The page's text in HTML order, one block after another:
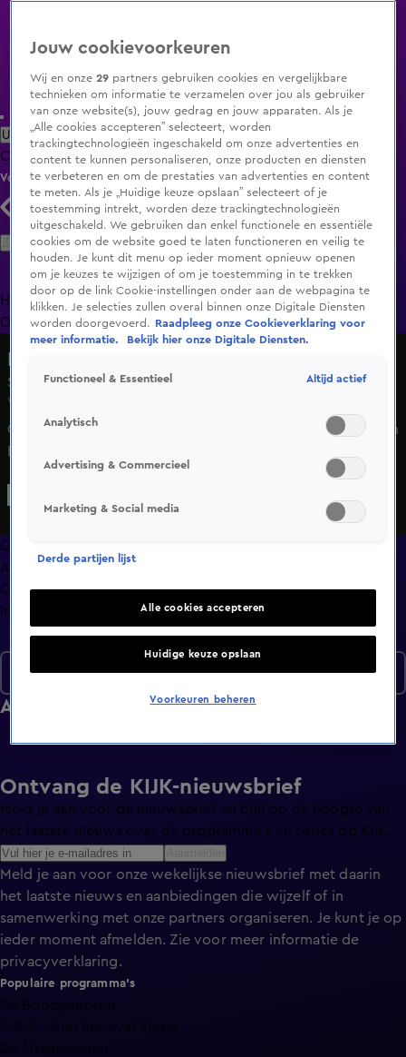
Uitzending Gemist Populaire programma's Zenders Genres
ClipsFilmsRadioSmart TV inlogShop
Volg KIJK
Zoeken
HomeUitzending Gemist Programma's De Bondgenoten
OranjezomerLivestreamsShop
Seizoen 2026, aflevering 133
Wo 13 mei, 22:44
Ondanks een noodverordening is het opnieuw grimmig in
toiletjuffrouw Renate. 30 jaar lang gaf ze alles, maar nu
gewoon haar eigen zaak!
Overzicht
Afleveringen
Clips
Info
Afleveringen
Seizoen 2026
Ontvang de KIJK-nieuwsbrief
Meld je aan voor de nieuwsbrief en blijf op de hoogte van
het laatste nieuws over de programma’s en series op KIJK.
Meld je aan voor onze wekelijkse nieuwsbrief met daarin
het laatste nieuws en aanbiedingen die wijzelf of in
samenwerking met onze partners organiseren. Je kunt je op
ieder moment afmelden. Zie voor meer informatie de
privacyverklaring.
Populaire programma's
De Bondgenoten
A.S.S. - Anti Survival Show
De Oranjezomer
Jouw cookievoorkeuren
Wij en onze29 partners gebruiken cookies en vergelijkbare
technieken om informatie te verzamelen over jou als gebruiker
van onze website(s), jouw gedrag en jouw apparaten. Als je
„Alle cookies accepteren” selecteert, worden
trackingtechnologieën ingeschakeld om onze advertenties en
content te kunnen personaliseren, onze producten en diensten
te verbeteren en om de prestaties van advertenties en content
te meten. Als je „Huidige keuze opslaan” selecteert of je
toestemming intrekt, worden deze trackingtechnologieën
uitgeschakeld. We gebruiken dan enkel functionele en essentiële
cookies om de website goed te laten functioneren en veilig te
houden. Je kunt dit menu op ieder moment opnieuw openen
om je keuzes te wijzigen of om je toestemming in te trekken
door op de link Cookie-instellingen onder aan de webpagina te
klikken. Je selecties zullen overal binnen onze Digitale Diensten
worden doorgevoerd.
Raadpleeg onze Cookieverklaring voor
meer informatie.
Bekijk hier onze Digitale Diensten.
Functioneel & Essentieel Altijd actief
Analytisch
Advertising & Commercieel
Marketing & Social media
Derde partijen lijst
Alle cookies accepteren
Huidige keuze opslaan
Voorkeuren beheren